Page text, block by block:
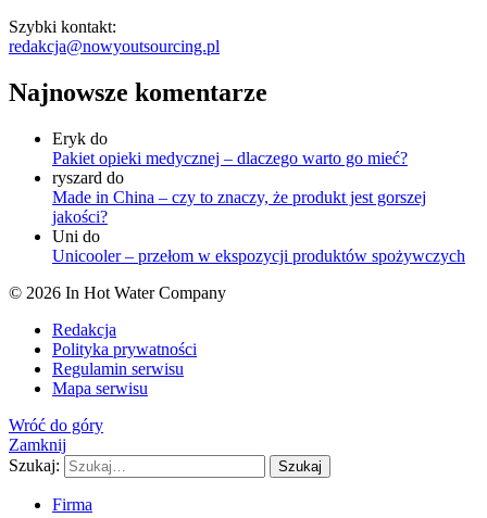
Szybki kontakt:
redakcja@nowyoutsourcing.pl
Najnowsze komentarze
Eryk do
Pakiet opieki medycznej – dlaczego warto go mieć?
ryszard do
Made in China – czy to znaczy, że produkt jest gorszej
jakości?
Uni do
Unicooler – przełom w ekspozycji produktów spożywczych
© 2026 In Hot Water Company
Redakcja
Polityka prywatności
Regulamin serwisu
Mapa serwisu
Wróć do góry
Zamknij
Szukaj:
Szukaj
Firma